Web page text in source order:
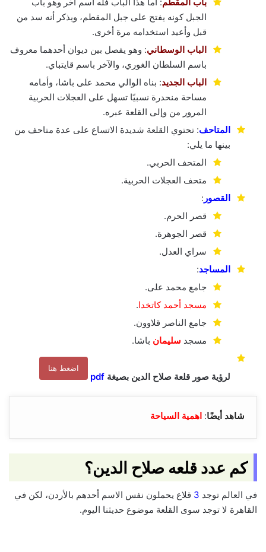
الجبل كونه يفتح على جبل المقطم، ويذكر أنه سد من
قبل وأعيد استخدامه مرة أخرى.
الباب الوسطاني: وهو يفصل بين ديوان أحدهما معروف
باسم السلطان الغوري، والآخر باسم قايتباي.
الباب الجديد: بناه الوالي محمد على باشا، وأمامه
مساحة منحدرة نسبيًا تسهل على العجلات الحربية
المرور من وإلى القلعة عبره.
المتاحف: تحتوي القلعة شديدة الاتساع على عدة متاحف من
بينها ما يلي:
المتحف الحربي.
متحف العجلات الحربية.
القصور :
قصر الحرم.
قصر الجوهرة.
سراي العدل.
المساجد:
جامع محمد على.
مسجد أحمد كاتخدا.
جامع الناصر قلاوون.
مسجد سليمان باشا.
لرؤية صور قلعة صلاح الدين بصيغة pdf
اضغط هنا
شاهد أيضًا: اهمية السياحة
كم عدد قلعه صلاح الدين؟
في العالم توجد 3 قلاع يحملون نفس الاسم أحدهم بالأردن، لكن في
القاهرة لا توجد سوى القلعة موضوع حديثنا اليوم.